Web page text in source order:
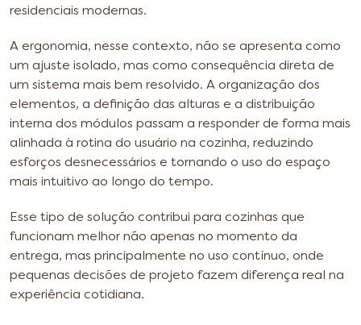
residenciais modernas.
A ergonomia, nesse contexto, não se apresenta como
um ajuste isolado, mas como consequência direta de
um sistema mais bem resolvido. A organização dos
elementos, a definição das alturas e a distribuição
interna dos módulos passam a responder de forma mais
alinhada à rotina do usuário na cozinha, reduzindo
esforços desnecessários e tornando o uso do espaço
mais intuitivo ao longo do tempo.
Esse tipo de solução contribui para cozinhas que
funcionam melhor não apenas no momento da
entrega, mas principalmente no uso contínuo, onde
pequenas decisões de projeto fazem diferença real na
experiência cotidiana.